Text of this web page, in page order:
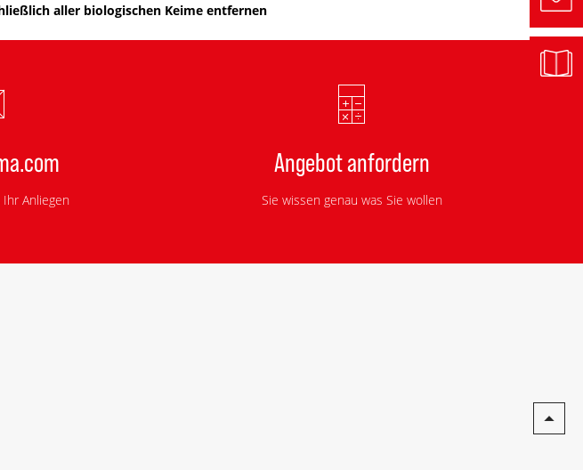
aller biologischen Keime entfernen
Anliegen
Angebot anfordern
Sie wissen genau was Sie wollen